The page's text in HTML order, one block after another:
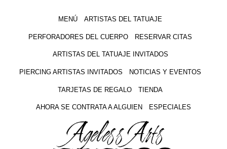
MENÚ ARTISTAS DEL TATUAJE
PERFORADORES DEL CUERPO RESERVAR CITAS
ARTISTAS DEL TATUAJE INVITADOS
PIERCING ARTISTAS INVITADOS NOTICIAS Y EVENTOS
TARJETAS DE REGALO TIENDA
AHORA SE CONTRATA A ALGUIEN ESPECIALES